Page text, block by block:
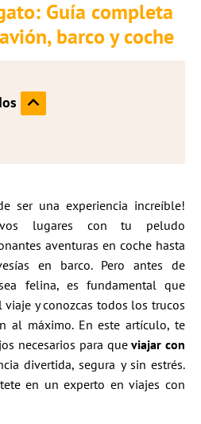
Guía completa
barco y coche
ser una experiencia increíble!
lugares con tu peludo
aventuras en coche hasta
en barco. Pero antes de
felina, es fundamental que
y conozcas todos los trucos
al máximo. En este artículo, te
necesarios para queviajar con
divertida, segura y sin estrés.
en un experto en viajes con